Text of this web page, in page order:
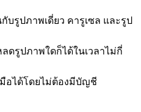
บรูปภาพเดี่ยว คารูเซล และรูป
ลดรูปภาพใดก็ได้ในเวลาไม่กี่
อได้โดยไม่ต้องมีบัญชี